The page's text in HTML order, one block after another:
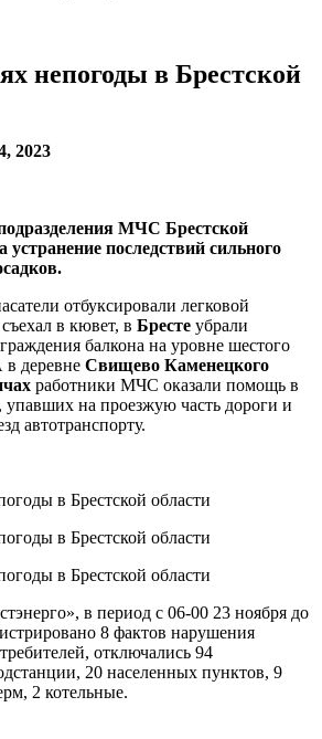
непогоды в Брестской
2023
МЧС Брестской
последствий сильного
отбуксировали легковой
в кювет, в Бресте убрали
балкона на уровне шестого
деревне Свищево Каменецкого
работники МЧС оказали помощь в
упавших на проезжую часть дороги и
автотранспорту.
в период с 06-00 23 ноября до
8 фактов нарушения
отключались 94
20 населенных пунктов, 9
2 котельные.